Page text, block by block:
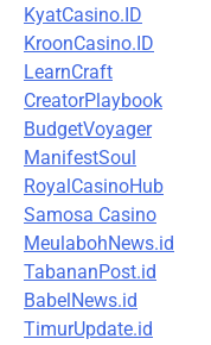
KyatCasino.ID
KroonCasino.ID
LearnCraft
CreatorPlaybook
BudgetVoyager
ManifestSoul
RoyalCasinoHub
Samosa Casino
MeulabohNews.id
TabananPost.id
BabelNews.id
TimurUpdate.id